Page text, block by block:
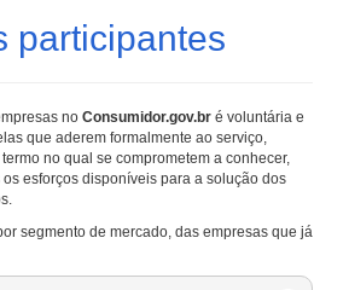
participantes
no Consumidor.gov.br é voluntária e
que aderem formalmente ao serviço,
no qual se comprometem a conhecer,
esforços disponíveis para a solução dos
segmento de mercado, das empresas que já